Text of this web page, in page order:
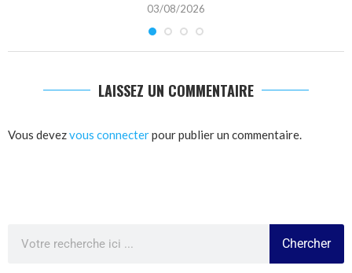
03/08/2026
LAISSEZ UN COMMENTAIRE
Vous devezvous connecterpour publier un commentaire.
Chercher